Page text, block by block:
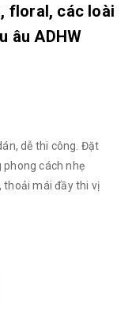
floral, các loài
âu ADHW
dễ thi công. Đặt
cách nhẹ
thoải mái đầy thi vị